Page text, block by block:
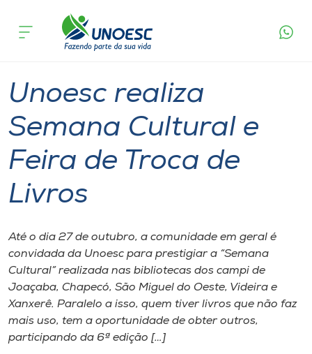
Cursos
Pesquisa
Atendimento ao Estudante
Portal de Ensino
A
Internacionalização
I.nova
acontece
Unoesc realiza
Semana Cultural e
Feira de Troca de
Livros
Até o dia 27 de outubro, a comunidade em geral é
convidada da Unoesc para prestigiar a “Semana
Cultural” realizada nas bibliotecas dos campi de
Joaçaba, Chapecó, São Miguel do Oeste, Videira e
Xanxerê. Paralelo a isso, quem tiver livros que não faz
mais uso, tem a oportunidade de obter outros,
participando da 6ª edição […]